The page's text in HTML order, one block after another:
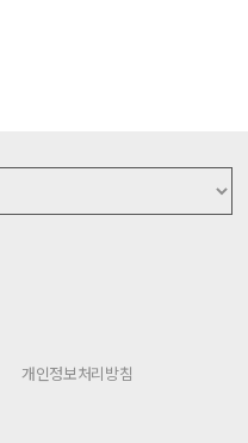
개인정보처리방침